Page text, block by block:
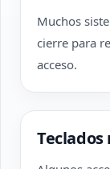
Muchos
cierre para
acceso.
Teclados